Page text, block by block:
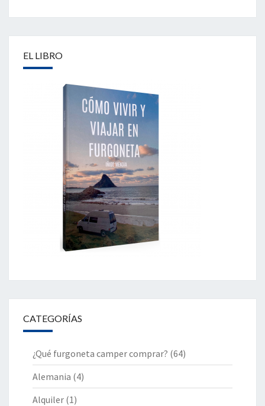
EL LIBRO
CATEGORÍAS
¿Qué furgoneta camper comprar? (64)
Alemania (4)
Alquiler (1)